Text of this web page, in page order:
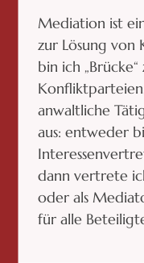
Mediation ist
zur Lösung von
bin ich
anwaltliche
aus: entweder
dann vertrete
oder als
für alle